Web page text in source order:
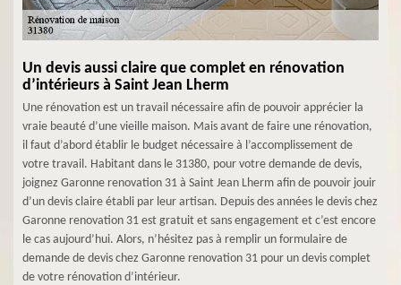
Un devis aussi claire que complet en rénovation
d’intérieurs à Saint Jean Lherm
Une rénovation est un travail nécessaire afin de pouvoir apprécier la
vraie beauté d’une vieille maison. Mais avant de faire une rénovation,
il faut d’abord établir le budget nécessaire à l’accomplissement de
votre travail. Habitant dans le 31380, pour votre demande de devis,
joignez Garonne renovation 31 à Saint Jean Lherm afin de pouvoir jouir
d’un devis claire établi par leur artisan. Depuis des années le devis chez
Garonne renovation 31 est gratuit et sans engagement et c’est encore
le cas aujourd’hui. Alors, n’hésitez pas à remplir un formulaire de
demande de devis chez Garonne renovation 31 pour un devis complet
de votre rénovation d’intérieur.